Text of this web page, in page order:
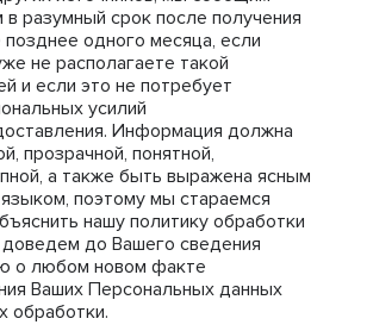
разумный срок после получения
одного месяца, если
не располагаете такой
и если это не потребует
усилий
Информация должна
прозрачной, понятной,
а также быть выражена ясным
поэтому мы стараемся
нашу политику обработки
до Вашего сведения
о любом новом факте
Ваших Персональных данных
обработки.